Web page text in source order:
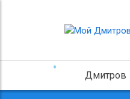
Дмитров